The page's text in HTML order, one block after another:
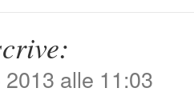
alle 11:03